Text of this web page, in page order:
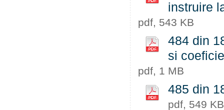
instruire
pdf, 543 KB
484 din
si
pdf, 1 MB
485 din
pdf, 549 KB